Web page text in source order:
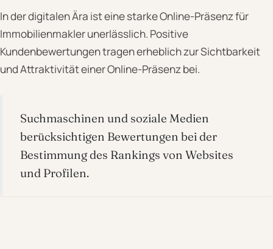
In der digitalen Ära ist eine starke Online-Präsenz für
Immobilienmakler unerlässlich. Positive
Kundenbewertungen tragen erheblich zur Sichtbarkeit
und Attraktivität einer Online-Präsenz bei.
Suchmaschinen und soziale Medien
berücksichtigen Bewertungen bei der
Bestimmung des Rankings von Websites
und Profilen.